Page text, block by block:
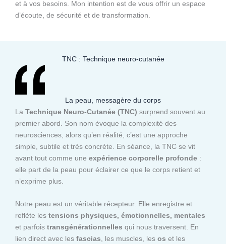
et à vos besoins. Mon intention est de vous offrir un espace
d’écoute, de sécurité et de transformation.
TNC : Technique neuro-cutanée
La peau, messagère du corps
La Technique Neuro-Cutanée (TNC) surprend souvent au
premier abord. Son nom évoque la complexité des
neurosciences, alors qu’en réalité, c’est une approche
simple, subtile et très concrète. En séance, la TNC se vit
avant tout comme une expérience corporelle profonde :
elle part de la peau pour éclairer ce que le corps retient et
n’exprime plus.
Notre peau est un véritable récepteur. Elle enregistre et
reflète les tensions physiques, émotionnelles, mentales
et parfois transgénérationnelles qui nous traversent. En
lien direct avec les fascias, les muscles, les os et les